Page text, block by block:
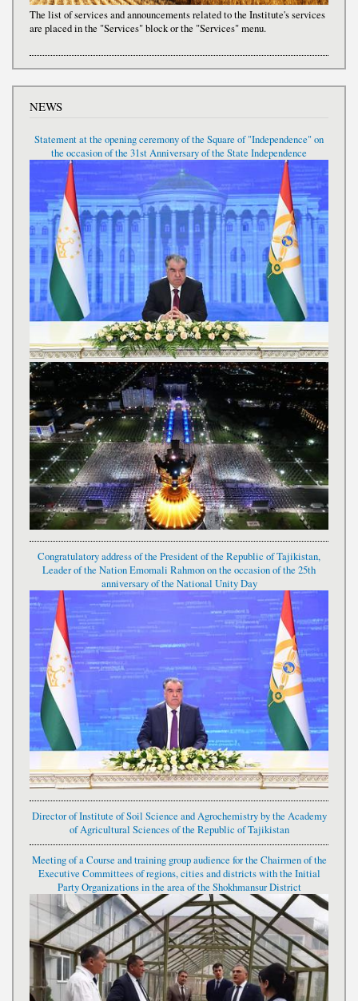
The list of services and announcements related to the Institute's services
are placed in the "Services" block or the "Services" menu.
NEWS
Statement at the opening ceremony of the Square of "Independence" on
the occasion of the 31st Anniversary of the State Independence
Congratulatory address of the President of the Republic of Tajikistan,
Leader of the Nation Emomali Rahmon on the occasion of the 25th
anniversary of the National Unity Day
Director of Institute of Soil Science and Agrochemistry by the Academy
of Agricultural Sciences of the Republic of Tajikistan
Meeting of a Course and training group audience for the Chairmen of the
Executive Committees of regions, cities and districts with the Initial
Party Organizations in the area of the Shokhmansur District